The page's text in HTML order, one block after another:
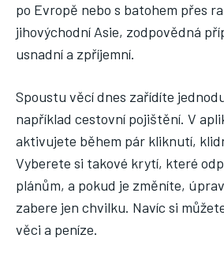
po Evropě nebo s batohem přes
jihovýchodní Asie, zodpovědná
usnadní a zpříjemní.
Spoustu věcí dnes zařídíte
například cestovní pojištění. V
aktivujete během pár kliknutí,
Vyberete si takové krytí, které
plánům, a pokud je změníte,
zabere jen chvilku. Navíc si
věci a peníze.